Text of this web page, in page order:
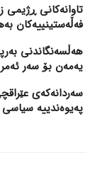
تاوانەکانی ڕژیمی
فەڵەستینییەکان
هەڵسەنگاندنی
یەمەن بۆ سەر
سەردانەکەی
پەیوەندییە سیاسی